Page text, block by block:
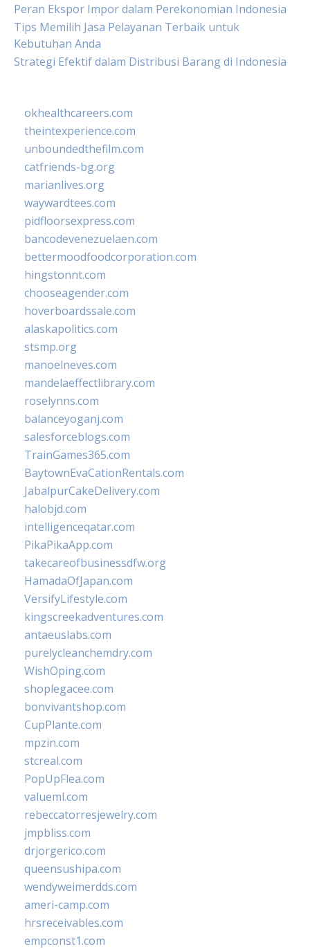
Peran Ekspor Impor dalam Perekonomian Indonesia
Tips Memilih Jasa Pelayanan Terbaik untuk
Kebutuhan Anda
Strategi Efektif dalam Distribusi Barang di Indonesia
okhealthcareers.com
theintexperience.com
unboundedthefilm.com
catfriends-bg.org
marianlives.org
waywardtees.com
pidfloorsexpress.com
bancodevenezuelaen.com
bettermoodfoodcorporation.com
hingstonnt.com
chooseagender.com
hoverboardssale.com
alaskapolitics.com
stsmp.org
manoelneves.com
mandelaeffectlibrary.com
roselynns.com
balanceyoganj.com
salesforceblogs.com
TrainGames365.com
BaytownEvaCationRentals.com
JabalpurCakeDelivery.com
halobjd.com
intelligenceqatar.com
PikaPikaApp.com
takecareofbusinessdfw.org
HamadaOfJapan.com
VersifyLifestyle.com
kingscreekadventures.com
antaeuslabs.com
purelycleanchemdry.com
WishOping.com
shoplegacee.com
bonvivantshop.com
CupPlante.com
mpzin.com
stcreal.com
PopUpFlea.com
valueml.com
rebeccatorresjewelry.com
jmpbliss.com
drjorgerico.com
queensushipa.com
wendyweimerdds.com
ameri-camp.com
hrsreceivables.com
empconst1.com